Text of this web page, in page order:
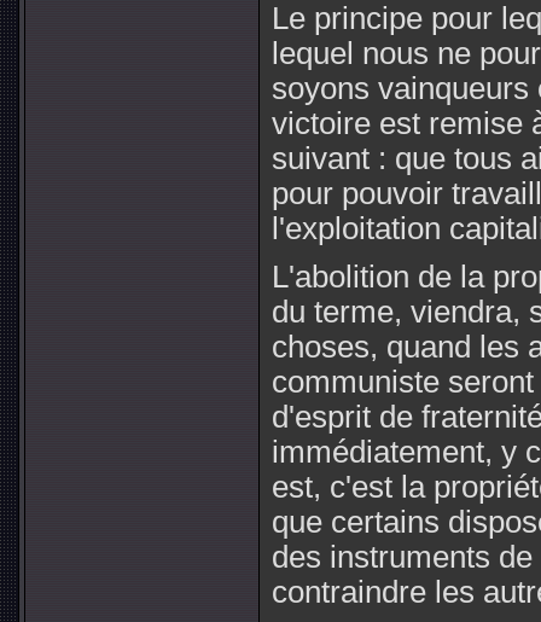
Le principe pour
lequel nous ne
soyons
victoire est remise
suivant : que tous
pour pouvoir
l'exploitation
L'abolition de la
du terme, viendra,
choses, quand les
communiste
d'esprit de
immédiatement, y
est, c'est la
que certains
des instruments
contraindre les